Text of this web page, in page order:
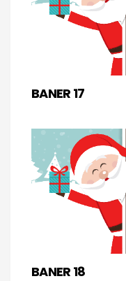
BANER 17
BANER 18